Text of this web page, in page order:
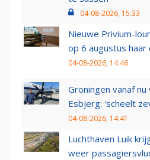
04-08-2026, 15:33
Nieuwe Privium-
op 6 augustus haar
04-08-2026, 14:46
Groningen vanaf
Esbjerg: 'scheelt
04-08-2026, 14:41
Luchthaven Luik
weer